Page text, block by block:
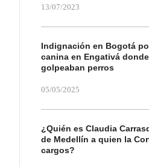
13/07/2023
Indignación en Bogotá
canina en Engativá
golpeaban perros
05/05/2025
¿Quién es Claudia
de Medellín a quien la
cargos?